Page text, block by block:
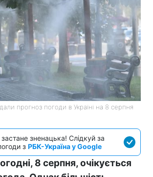
прогноз погоди в Україні на 8 серпня
застане зненацька! Слідкуй за
з РБК-Україна у Google
8 серпня, очікується